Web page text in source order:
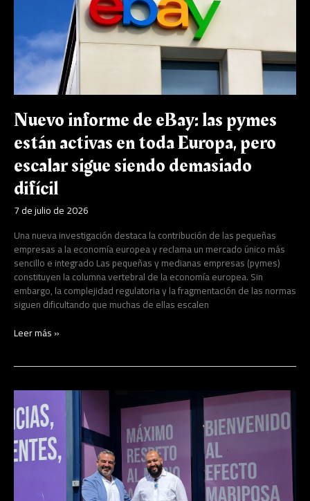
Nuevo informe de eBay: las pymes
están activas en toda Europa, pero
escalar sigue siendo demasiado
difícil
7 de julio de 2026
Una nueva investigación destaca la contribución de las pequeñas
empresas a la economía europea y reclama un mercado único más
sencillo e integrado Las pequeñas y medianas empresas (pymes)
constituyen la columna vertebral de la economía europea. Sin
embargo, la complejidad regulatoria y la fragmentación de las normas
siguen dificultando que muchas de ellas escalen
activas
toda
Europa,
pero
escalar
sigue
siendo
demasiado
difícil
Leer más »
inicia
su
expansión
en
Marruecos